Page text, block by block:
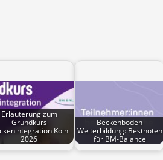
Erläuterung zum
Grundkurs
Köln
2026
Beckenboden
Weiterbildung: Bestnoten
für BM-Balance